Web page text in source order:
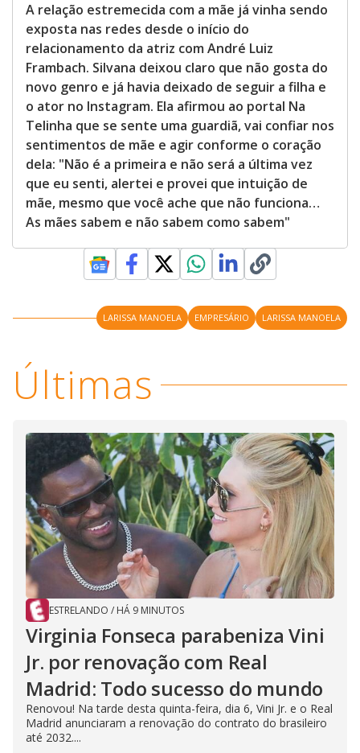
A relação estremecida com a mãe já vinha sendo
exposta nas redes desde o início do
relacionamento da atriz com André Luiz
Frambach. Silvana deixou claro que não gosta do
novo genro e já havia deixado de seguir a filha e
o ator no Instagram. Ela afirmou ao portal Na
Telinha que se sente uma guardiã, vai confiar nos
sentimentos de mãe e agir conforme o coração
dela: "Não é a primeira e não será a última vez
que eu senti, alertei e provei que intuição de
mãe, mesmo que você ache que não funciona…
As mães sabem e não sabem como sabem"
LARISSA MANOELA EMPRESÁRIO LARISSA MANOELA
Últimas
ESTRELANDO / HÁ 9 MINUTOS
Virginia Fonseca parabeniza Vini
Jr. por renovação com Real
Madrid: Todo sucesso do mundo
Renovou! Na tarde desta quinta-feira, dia 6, Vini Jr. e o Real
Madrid anunciaram a renovação do contrato do brasileiro
até 2032....